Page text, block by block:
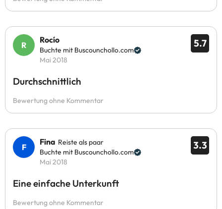
5.7
Rocío
Buchte mit Buscounchollo.com
Mai 2018
Durchschnittlich
Bewertung ohne Kommentar
3.3
Fina Reiste als paar
Buchte mit Buscounchollo.com
Mai 2018
Eine einfache Unterkunft
Bewertung ohne Kommentar